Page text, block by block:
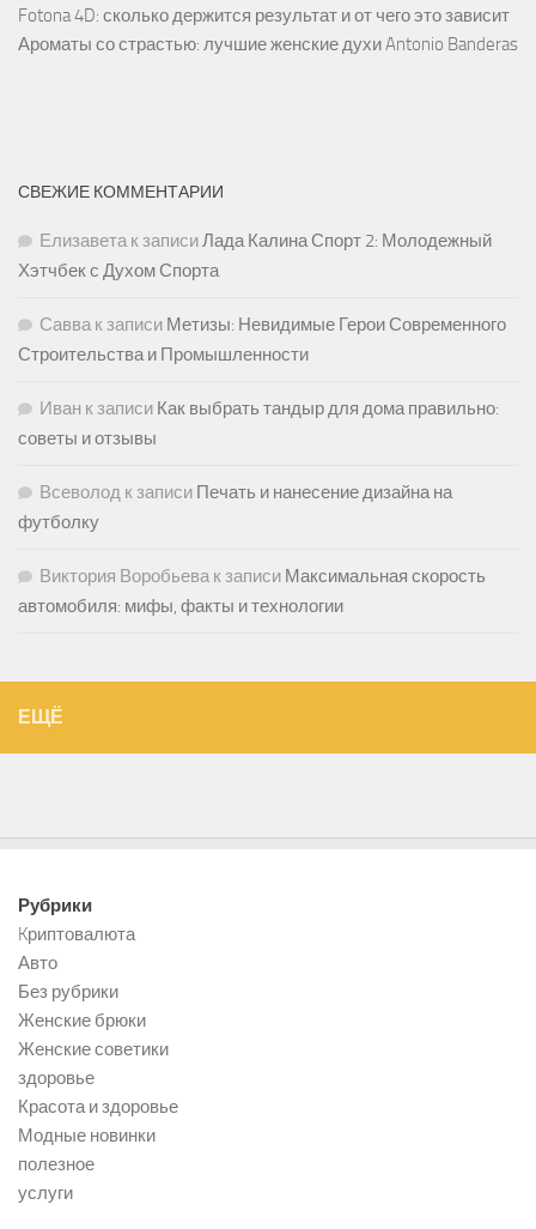
Fotona 4D: сколько держится результат и от чего это зависит
Ароматы со страстью: лучшие женские духи Antonio Banderas
СВЕЖИЕ КОММЕНТАРИИ
Елизаветак записиЛада Калина Спорт 2: Молодежный
Хэтчбек с Духом Спорта
Саввак записи Метизы: Невидимые Герои Современного
Строительства и Промышленности
Иван к записи Как выбрать тандыр для дома правильно:
советы и отзывы
Всеволод к записи Печать и нанесение дизайна на
футболку
Виктория Воробьевак записи Максимальная скорость
автомобиля: мифы, факты и технологии
ЕЩЁ
Рубрики
Kриптовалюта
Авто
Без рубрики
Женские брюки
Женские советики
здоровье
Красота и здоровье
Модные новинки
полезное
услуги